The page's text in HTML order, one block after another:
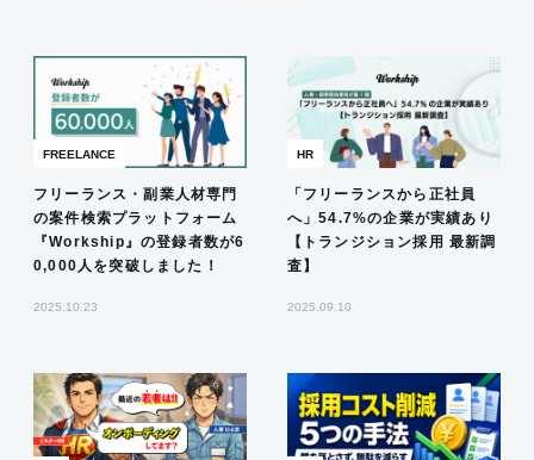
FREELANCE
フリーランス・副業人材専門
の案件検索プラットフォーム
『Workship』の登録者数が6
0,000人を突破しました！
2025.10.23
HR
「フリーランスから正社員
へ」54.7%の企業が実績あり
【トランジション採用 最新調
査】
2025.09.10